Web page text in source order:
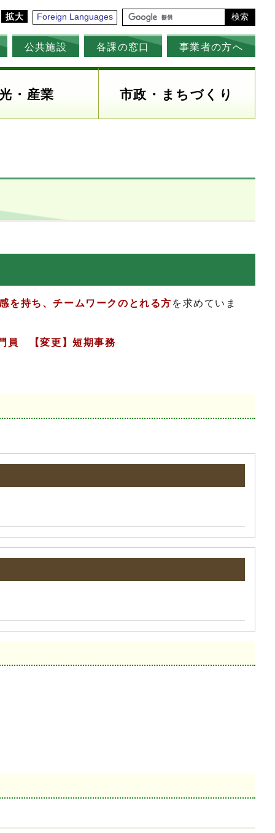
拡大 Foreign Languages 検索
公共施設 各課の窓口 事業者の方へ
・産業 市政・まちづくり
を持ち、チームワークのとれる方 を求めていま
員 【変更】短期事務